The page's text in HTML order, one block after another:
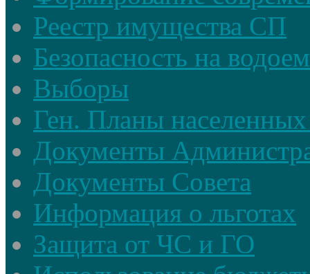
Реестр имущества СП
Безопасность на
Выборы
Ген. Планы
Документы
Документы Совета
Информация о льготах
Защита от ЧС и ГО